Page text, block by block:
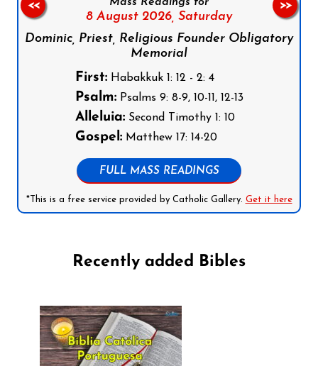
Mass Readings for
8 August 2026, Saturday
Dominic, Priest, Religious Founder Obligatory
Memorial
First:Habakkuk 1: 12 - 2: 4
Psalm:Psalms 9: 8-9, 10-11, 12-13
Alleluia:Second Timothy 1: 10
Gospel:Matthew 17: 14-20
FULL MASS READINGS
*This is a free service provided by Catholic Gallery. Get it here
<< >>
Recently added Bibles